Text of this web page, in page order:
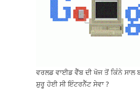
ਵਰਲਡ ਵਾਈਡ ਵੈੱਬ ਦੀ ਖੋਜ ਤੋਂ ਕਿੰਨੇ ਸਾਲ
ਸ਼ੁਰੂ ਹੋਈ ਸੀ ਇੰਟਰਨੈੱਟ ਸੇਵਾ ?